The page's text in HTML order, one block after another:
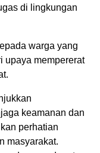
di lingkungan
warga yang
upaya mempererat
keamanan dan
perhatian
masyarakat.